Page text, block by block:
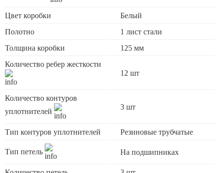
Цвет коробки
Белый
Полотно
1 лист стали
Толщина коробки
125 мм
Количество ребер жесткости
12 шт
Количество контуров
уплотнителей
3 шт
Тип контуров уплотнителей Резиновые трубчатые
Тип петель На подшипниках